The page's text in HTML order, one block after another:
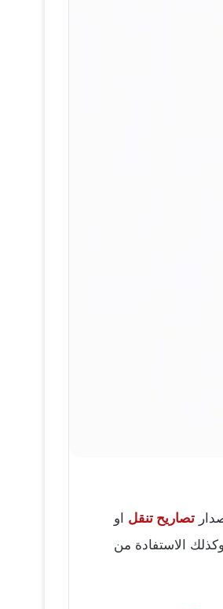
تصاريح تنقل او
تجول في المملكة العربية السعودية اثناء منع الحظر في المناطق في المملكةوكذلك خدمات جمع للبيانات للحد من انتشار فيروس covid وكذلك الاستفادة من